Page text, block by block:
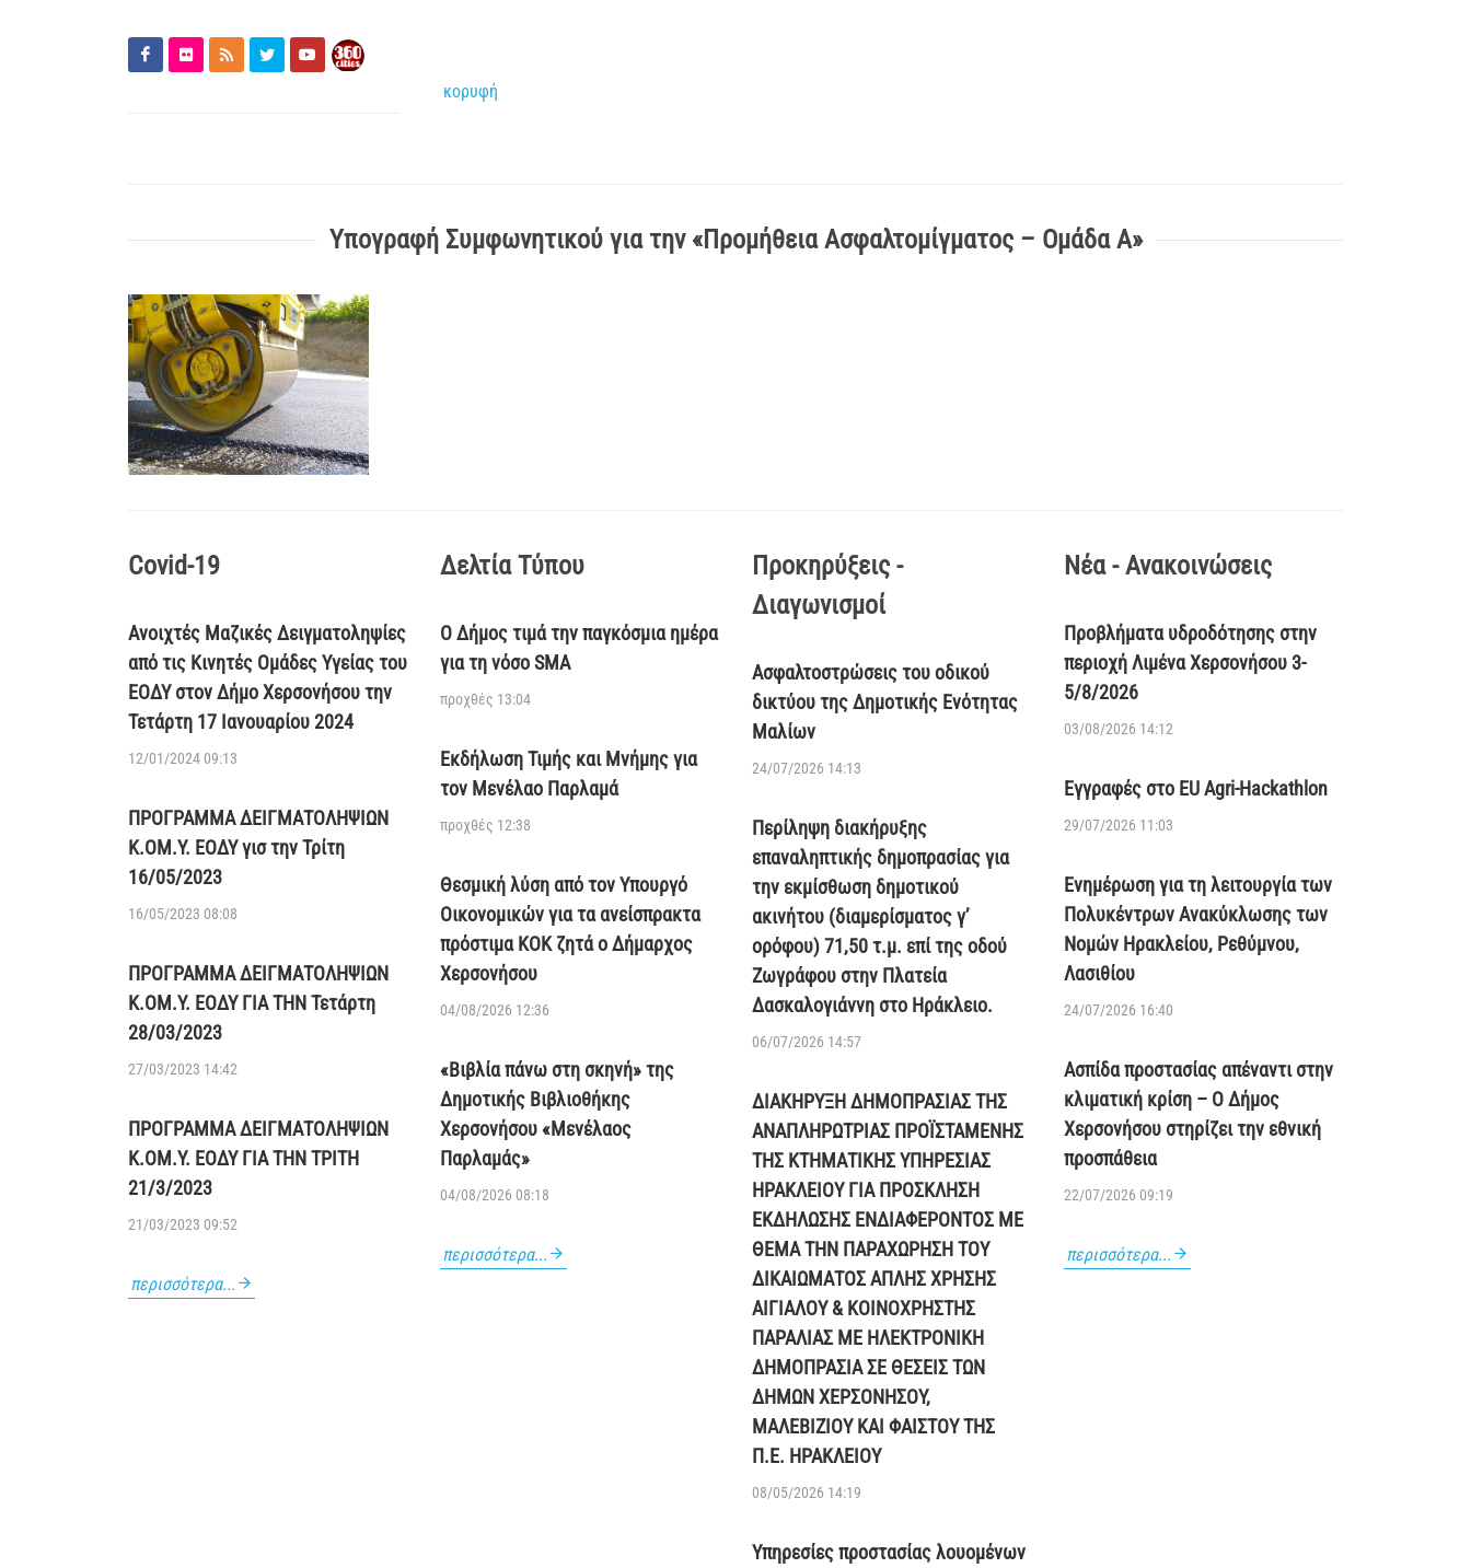
κορυφή
Υπογραφή Συμφωνητικού για την «Προμήθεια Ασφαλτομίγματος – Ομάδα Α»
Covid-19
Ανοιχτές Μαζικές Δειγματοληψίες
από τις Κινητές Ομάδες Υγείας του
ΕΟΔΥ στον Δήμο Χερσονήσου την
Τετάρτη 17 Ιανουαρίου 2024
12/01/2024 09:13
ΠΡΟΓΡΑΜΜΑ ΔΕΙΓΜΑΤΟΛΗΨΙΩΝ
Κ.ΟΜ.Υ. ΕΟΔΥ γισ την Τρίτη
16/05/2023
16/05/2023 08:08
ΠΡΟΓΡΑΜΜΑ ΔΕΙΓΜΑΤΟΛΗΨΙΩΝ
Κ.ΟΜ.Υ. ΕΟΔΥ ΓΙΑ ΤΗΝ Τετάρτη
28/03/2023
27/03/2023 14:42
ΠΡΟΓΡΑΜΜΑ ΔΕΙΓΜΑΤΟΛΗΨΙΩΝ
Κ.ΟΜ.Υ. ΕΟΔΥ ΓΙΑ ΤΗΝ ΤΡΙΤΗ
21/3/2023
21/03/2023 09:52
περισσότερα...
Δελτία Τύπου
Ο Δήμος τιμά την παγκόσμια ημέρα
για τη νόσο SMA
προχθές 13:04
Εκδήλωση Τιμής και Μνήμης για
τον Μενέλαο Παρλαμά
προχθές 12:38
Θεσμική λύση από τον Υπουργό
Οικονομικών για τα ανείσπρακτα
πρόστιμα ΚΟΚ ζητά ο Δήμαρχος
Χερσονήσου
04/08/2026 12:36
«Βιβλία πάνω στη σκηνή» της
Δημοτικής Βιβλιοθήκης
Χερσονήσου «Μενέλαος
Παρλαμάς»
04/08/2026 08:18
περισσότερα...
Προκηρύξεις -
Διαγωνισμοί
Ασφαλτοστρώσεις του οδικού
δικτύου της Δημοτικής Ενότητας
Μαλίων
24/07/2026 14:13
Περίληψη διακήρυξης
επαναληπτικής δημοπρασίας για
την εκμίσθωση δημοτικού
ακινήτου (διαμερίσματος γ’
ορόφου) 71,50 τ.μ. επί της οδού
Ζωγράφου στην Πλατεία
Δασκαλογιάννη στο Ηράκλειο.
06/07/2026 14:57
ΔΙΑΚΗΡΥΞΗ ΔΗΜΟΠΡΑΣΙΑΣ ΤΗΣ
ΑΝΑΠΛΗΡΩΤΡΙΑΣ ΠΡΟΪΣΤΑΜΕΝΗΣ
ΤΗΣ ΚΤΗΜΑΤΙΚΗΣ ΥΠΗΡΕΣΙΑΣ
ΗΡΑΚΛΕΙΟΥ ΓΙΑ ΠΡΟΣΚΛΗΣΗ
ΕΚΔΗΛΩΣΗΣ ΕΝΔΙΑΦΕΡΟΝΤΟΣ ΜΕ
ΘΕΜΑ ΤΗΝ ΠΑΡΑΧΩΡΗΣΗ ΤΟΥ
ΔΙΚΑΙΩΜΑΤΟΣ ΑΠΛΗΣ ΧΡΗΣΗΣ
ΑΙΓΙΑΛΟΥ & ΚΟΙΝΟΧΡΗΣΤΗΣ
ΠΑΡΑΛΙΑΣ ΜΕ ΗΛΕΚΤΡΟΝΙΚΗ
ΔΗΜΟΠΡΑΣΙΑ ΣΕ ΘΕΣΕΙΣ ΤΩΝ
ΔΗΜΩΝ ΧΕΡΣΟΝΗΣΟΥ,
ΜΑΛΕΒΙΖΙΟΥ ΚΑΙ ΦΑΙΣΤΟΥ ΤΗΣ
Π.Ε. ΗΡΑΚΛΕΙΟΥ
08/05/2026 14:19
Υπηρεσίες προστασίας λουομένων
Νέα - Ανακοινώσεις
Προβλήματα υδροδότησης στην
περιοχή Λιμένα Χερσονήσου 3-
5/8/2026
03/08/2026 14:12
Εγγραφές στο EU Agri-Hackathlon
29/07/2026 11:03
Ενημέρωση για τη λειτουργία των
Πολυκέντρων Ανακύκλωσης των
Νομών Ηρακλείου, Ρεθύμνου,
Λασιθίου
24/07/2026 16:40
Ασπίδα προστασίας απέναντι στην
κλιματική κρίση – Ο Δήμος
Χερσονήσου στηρίζει την εθνική
προσπάθεια
22/07/2026 09:19
περισσότερα...